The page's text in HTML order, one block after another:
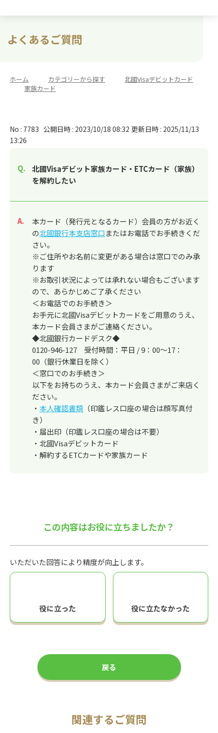
よくあるご質問
ホーム カテゴリーから探す
北國Visaデビットカード
家族カード
No : 7783 公開日時 : 2023/10/18 08:32 更新日時 : 2025/11/13
13:26
北國Visaデビット家族カード・ETCカード（家族）
を解約したい
回答
本カード（発行元となるカード）会員の方がお近く
の北國銀行本支店窓口またはお電話でお手続きくだ
さい。
※ご住所やお名前に変更がある場合は窓口でのみ承
ります
※お取引状況によっては承れない場合もございます
ので、あらかじめご了承ください
＜お電話でのお手続き＞
お手元に北國Visaデビットカードをご用意のうえ、
本カード会員さまがご連絡ください。
◆北國銀行カードデスク◆
0120-946-127 受付時間：平日 / 9：00～17：
00（銀行休業日を除く）
＜窓口でのお手続き＞
以下をお持ちのうえ、本カード会員さまがご来店く
ださい。
・ 本人確認書類 （印鑑レス口座の場合は顔写真付
き）
・届出印（印鑑レス口座の場合は不要）
・北國Visaデビットカード
・解約するETCカードや家族カード
この内容はお役に立ちましたか？
いただいた回答により精度が向上します。
役に立った 役に立たなかった
戻る
関連するご質問